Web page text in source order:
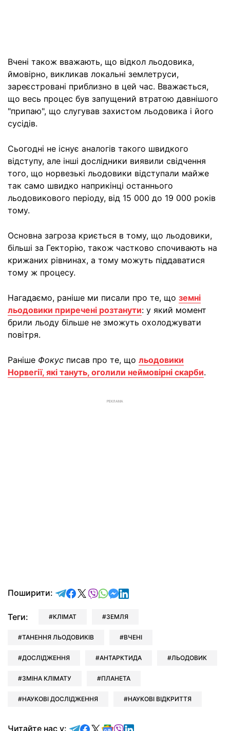
Вчені також вважають, що відкол льодовика,
ймовірно, викликав локальні землетруси,
зареєстровані приблизно в цей час. Вважається,
що весь процес був запущений втратою давнішого
"припаю", що слугував захистом льодовика і його
сусідів.
Сьогодні не існує аналогів такого швидкого
відступу, але інші дослідники виявили свідчення
того, що норвезькі льодовики відступали майже
так само швидко наприкінці останнього
льодовикового періоду, від 15 000 до 19 000 років
тому.
Основна загроза криється в тому, що льодовики,
більші за Гекторію, також частково спочивають на
крижаних рівнинах, а тому можуть піддаватися
тому ж процесу.
Нагадаємо, раніше ми писали про те, що земні
льодовики приречені розтанути: у який момент
брили льоду більше не зможуть охолоджувати
повітря.
Раніше Фокус писав про те, що льодовики
Норвегії, які тануть, оголили неймовірні скарби.
РЕКЛАМА
Поширити: відправити у Telegram
поділитись у Facebook
поділитись у X
відправити у Viber
відправити у Whatsapp
відправити у Messenger
відправити у LinkedIn
Теги: КЛІМАТ ЗЕМЛЯ
ТАНЕННЯ ЛЬОДОВИКІВ ВЧЕНІ
ДОСЛІДЖЕННЯ АНТАРКТИДА ЛЬОДОВИК
ЗМІНА КЛІМАТУ ПЛАНЕТА
НАУКОВІ ДОСЛІДЖЕННЯ НАУКОВІ ВІДКРИТТЯ
Читайте нас у: Читайте у Telegram
Читайте у Facebook
Читайте у X
Читайте у Google news
Читайте у Viber
Читайте у LinkedIn